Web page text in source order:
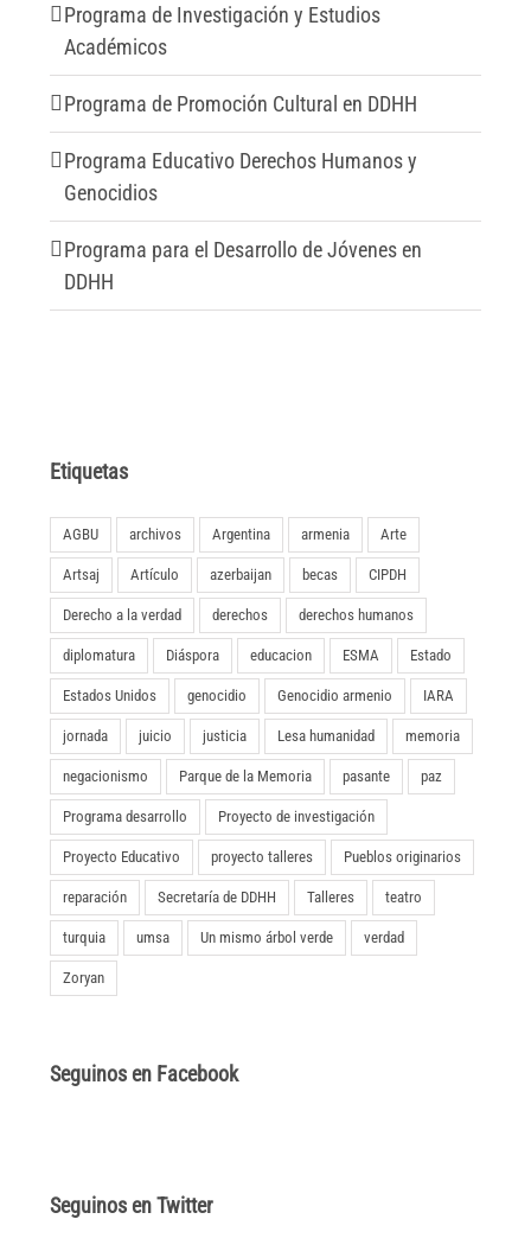
Programa de Investigación y Estudios
Académicos
Programa de Promoción Cultural en DDHH
Programa Educativo Derechos Humanos y
Genocidios
Programa para el Desarrollo de Jóvenes en
DDHH
Etiquetas
AGBU archivos Argentina armenia Arte
Artsaj Artículo azerbaijan becas CIPDH
Derecho a la verdad derechos derechos humanos
diplomatura Diáspora educacion ESMA Estado
Estados Unidos genocidio Genocidio armenio IARA
jornada juicio justicia Lesa humanidad memoria
negacionismo Parque de la Memoria pasante paz
Programa desarrollo Proyecto de investigación
Proyecto Educativo proyecto talleres Pueblos originarios
reparación Secretaría de DDHH Talleres teatro
turquia umsa Un mismo árbol verde verdad
Zoryan
Seguinos en Facebook
Seguinos en Twitter